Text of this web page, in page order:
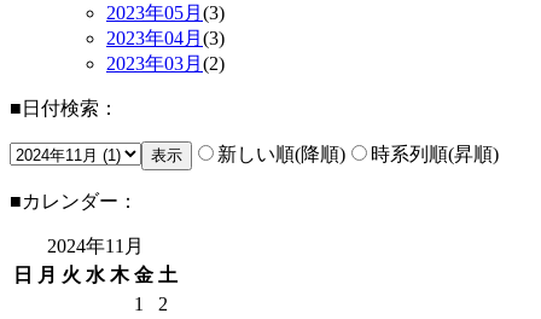
2023年05月 (3)
2023年04月 (3)
2023年03月 (2)
■日付検索：
新しい順(降順) 時系列順(昇順)
■カレンダー：
2024年11月
日
月 火 水 木 金 土
1
2